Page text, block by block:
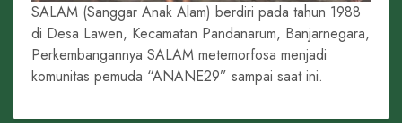
SALAM (Sanggar Anak Alam) berdiri pada tahun 1988
di Desa Lawen, Kecamatan Pandanarum, Banjarnegara,
Perkembangannya SALAM metemorfosa menjadi
komunitas pemuda “ANANE29” sampai saat ini.